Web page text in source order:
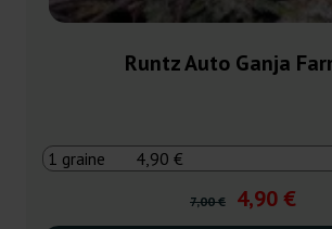
Runtz Auto Ganja
7,00 € 4,90 €